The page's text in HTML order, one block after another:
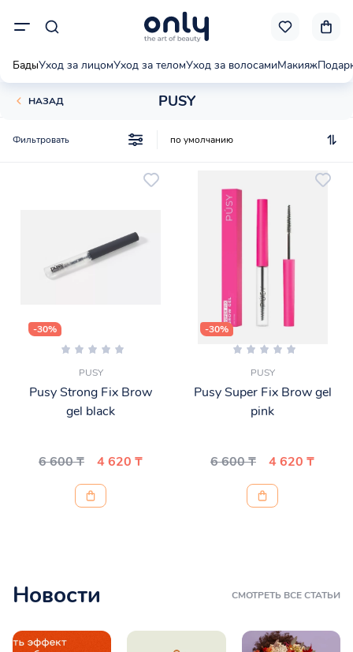
БадыУход за лицомУход за теломУход за волосамиМакияж
НАЗАД PUSY
Фильтровать
-30%
PUSY
Pusy Strong Fix Brow
gel black
6 600 ₸ 4 620 ₸
-30%
PUSY
Pusy Super Fix Brow gel
pink
6 600 ₸ 4 620 ₸
Новости СМОТРЕТЬ ВСЕ СТАТЬИ